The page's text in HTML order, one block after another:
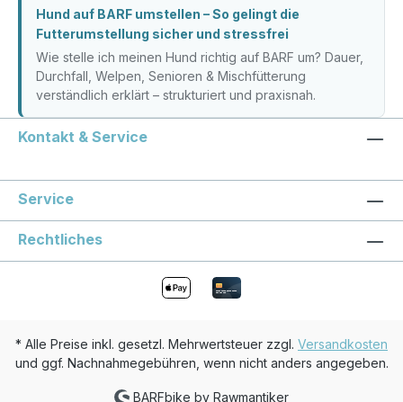
Hund auf BARF umstellen – So gelingt die
Futterumstellung sicher und stressfrei
Wie stelle ich meinen Hund richtig auf BARF um? Dauer,
Durchfall, Welpen, Senioren & Mischfütterung
verständlich erklärt – strukturiert und praxisnah.
Kontakt & Service
Service
Rechtliches
* Alle Preise inkl. gesetzl. Mehrwertsteuer zzgl. Versandkosten
und ggf. Nachnahmegebühren, wenn nicht anders angegeben.
BARFbike by Rawmantiker